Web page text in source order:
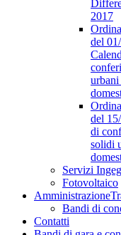
2017
del
urbani
del
di
solidi
Servizi
Fotovoltaico
Amministrazione
Bandi di
Contatti